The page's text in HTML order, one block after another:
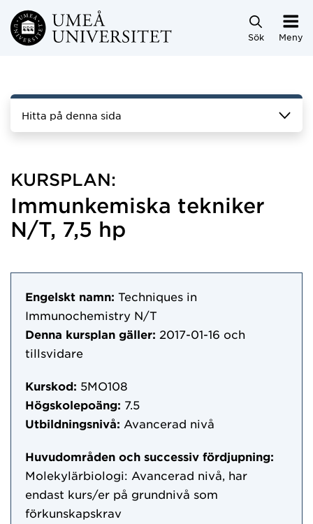
Hoppa direkt till innehållet
Sök Meny
Hitta på denna sida
KURSPLAN:
Immunkemiska tekniker
N/T, 7,5 hp
Engelskt namn: Techniques in
Immunochemistry N/T
Denna kursplan gäller: 2017-01-16 och
tillsvidare
Kurskod: 5MO108
Högskolepoäng: 7.5
Utbildningsnivå: Avancerad nivå
Huvudområden och successiv fördjupning:
Molekylärbiologi: Avancerad nivå, har
endast kurs/er på grundnivå som
förkunskapskrav